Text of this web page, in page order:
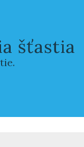
šťastia